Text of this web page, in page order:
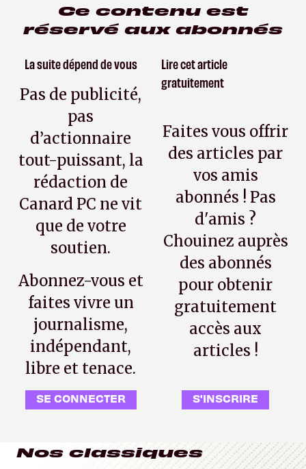
Ce contenu est
réservé aux abonnés
La suite dépend de vous
Pas de publicité,
pas
d’actionnaire
tout-puissant, la
rédaction de
Canard PC ne vit
que de votre
soutien.
Abonnez-vous et
faites vivre un
journalisme,
indépendant,
libre et tenace.
SE CONNECTER
Lire cet article
gratuitement
Faites vous offrir
des articles par
vos amis
abonnés ! Pas
d'amis ?
Chouinez auprès
des abonnés
pour obtenir
gratuitement
accès aux
articles !
S'INSCRIRE
Nos classiques